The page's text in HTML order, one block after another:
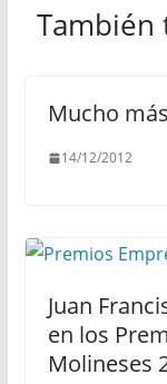
También
Mucho
14/12/2012
Juan
en los
Molineses